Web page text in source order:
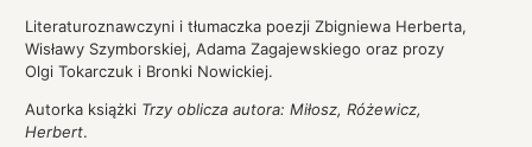
Literaturoznawczyni i tłumaczka poezji Zbigniewa Herberta,
Wisławy Szymborskiej, Adama Zagajewskiego oraz prozy
Olgi Tokarczuk i Bronki Nowickiej.
Autorka książki Trzy oblicza autora: Miłosz, Różewicz,
Herbert.